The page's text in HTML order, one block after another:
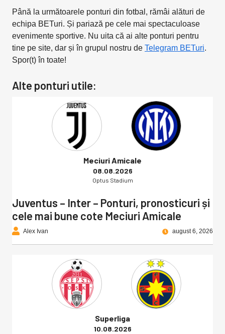
Până la următoarele ponturi din fotbal, rămâi alături de
echipa BETuri. Și pariază pe cele mai spectaculoase
evenimente sportive. Nu uita că ai alte ponturi pentru
tine pe site, dar și în grupul nostru de Telegram BETuri.
Spor(t) în toate!
Alte ponturi utile:
Meciuri Amicale
08.08.2026
Optus Stadium
Juventus – Inter – Ponturi, pronosticuri și
cele mai bune cote Meciuri Amicale
Alex Ivan august 6, 2026
Superliga
10.08.2026